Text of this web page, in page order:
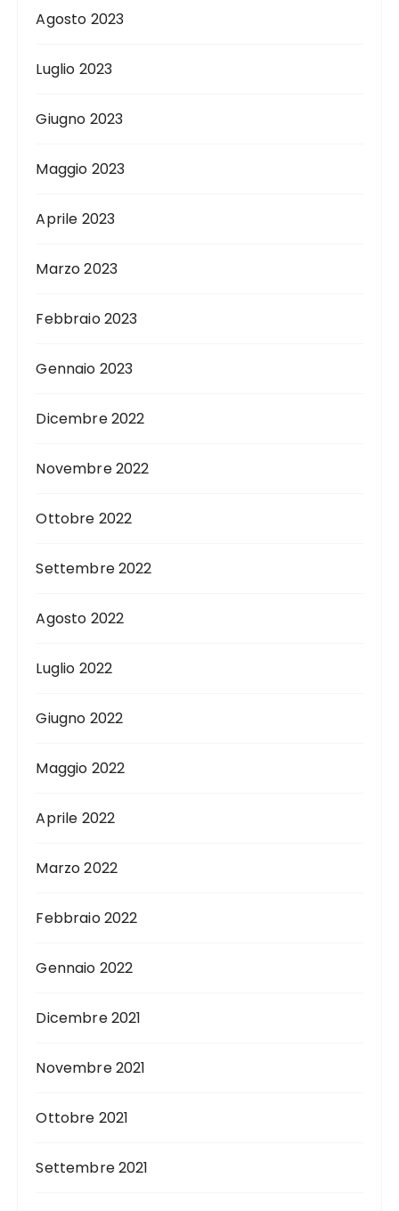
Agosto 2023
Luglio 2023
Giugno 2023
Maggio 2023
Aprile 2023
Marzo 2023
Febbraio 2023
Gennaio 2023
Dicembre 2022
Novembre 2022
Ottobre 2022
Settembre 2022
Agosto 2022
Luglio 2022
Giugno 2022
Maggio 2022
Aprile 2022
Marzo 2022
Febbraio 2022
Gennaio 2022
Dicembre 2021
Novembre 2021
Ottobre 2021
Settembre 2021